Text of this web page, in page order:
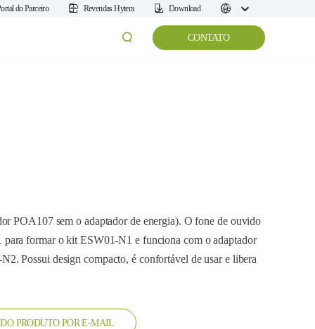
do Parceiro Revendas Hytera Download
CONTATO
POA107 sem o adaptador de energia). O fone de ouvido
formar o kit ESW01-N1 e funciona com o adaptador
Possui design compacto, é confortável de usar e libera
PRODUTO POR E-MAIL